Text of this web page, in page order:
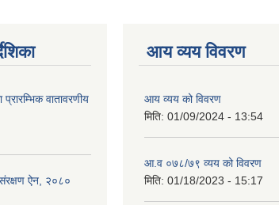
वातावरणीय
ऐन, २०८०
आय व्यय विवरण
आय व्यय को विवरण
मिति: 01/09/2024 - 13:54
आ.व ०७८/७९ व्यय को विवरण
मिति: 01/18/2023 - 15:17